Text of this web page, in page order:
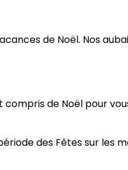
de Noël. Nos
de Noël pour
des Fêtes sur les